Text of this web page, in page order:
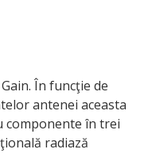
În funcţie de
antenei aceasta
componente în trei
radiază